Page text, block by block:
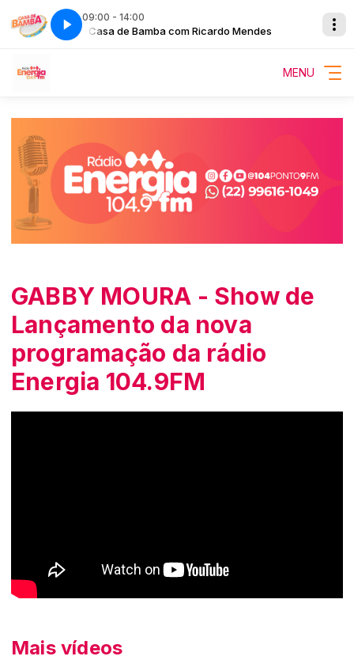
09:00 - 14:00
Casa de Bamba com Ricardo Mendes
MENU
GABBY MOURA - Show de
Lançamento da nova
programação da rádio
Energia 104.9FM
Mais vídeos